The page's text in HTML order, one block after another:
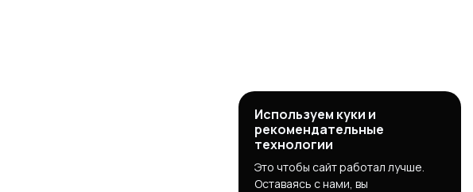
Используем куки и
рекомендательные
технологии
Это чтобы сайт работал лучше.
Оставаясь с нами, вы